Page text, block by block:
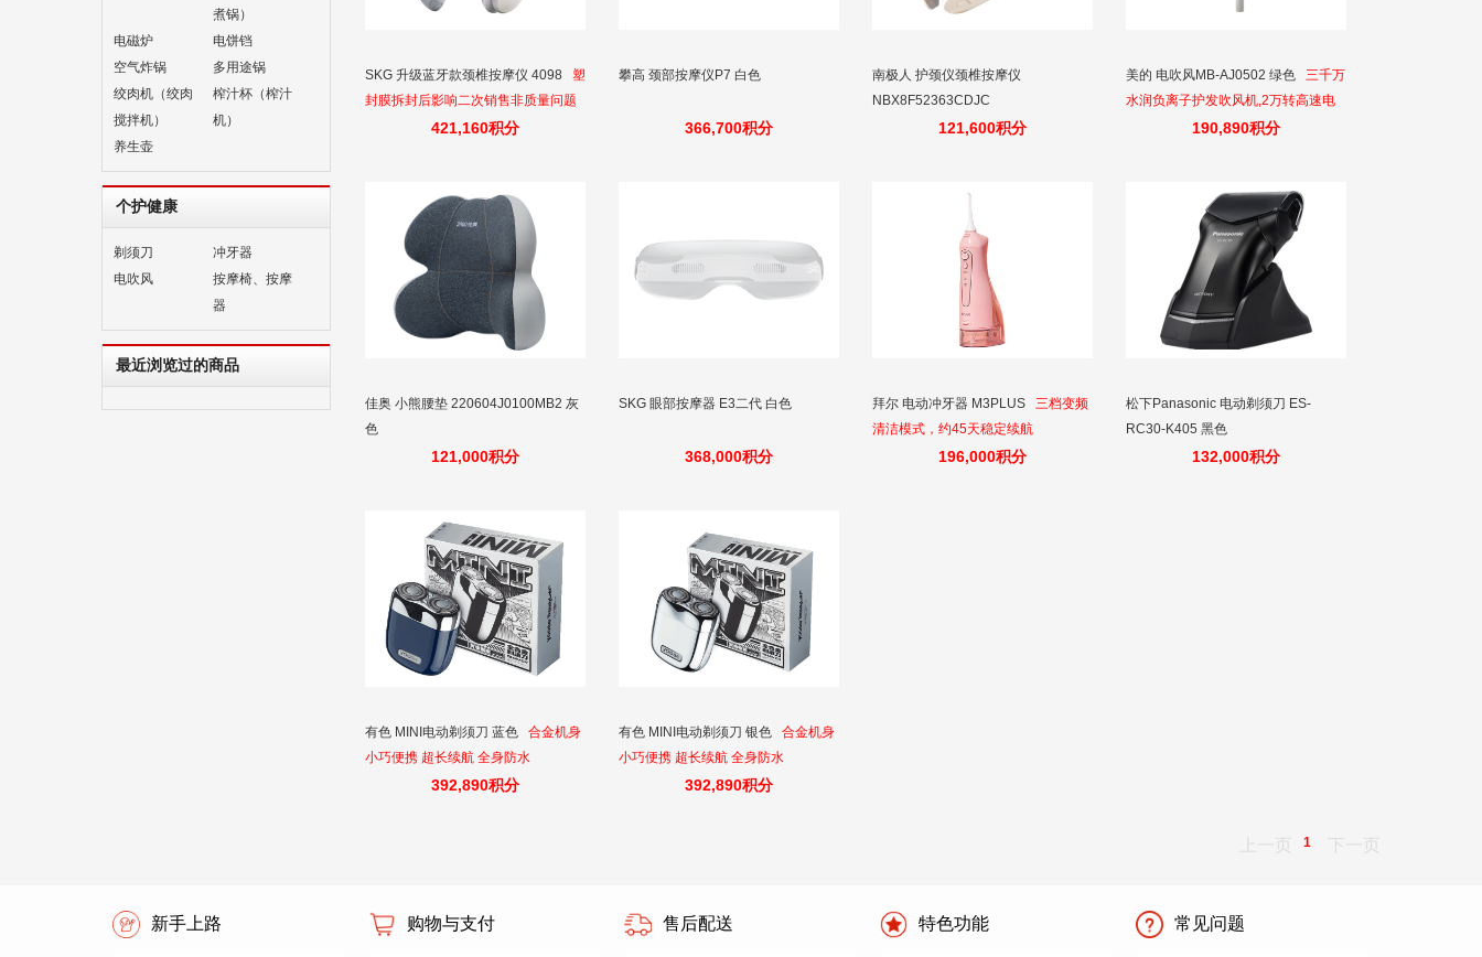
煮锅）
电磁炉
电饼铛
空气炸锅
多用途锅
绞肉机（绞肉
搅拌机）
榨汁杯（榨汁
机）
养生壶
个护健康
剃须刀
冲牙器
电吹风
按摩椅、按摩
器
最近浏览过的商品
SKG 升级蓝牙款颈椎按摩仪 4098
塑
封膜拆封后影响二次销售非质量问题
421,160积分
攀高 颈部按摩仪P7 白色
366,700积分
南极人 护颈仪颈椎按摩仪
NBX8F52363CDJC
121,600积分
美的 电吹风MB-AJ0502 绿色
三千万
水润负离子护发吹风机,2万转高速电
机,快速干发190,890积分
佳奥 小熊腰垫 220604J0100MB2 灰
色
121,000积分
SKG 眼部按摩器 E3二代 白色
368,000积分
拜尔 电动冲牙器 M3PLUS
三档变频
清洁模式，约45天稳定续航
196,000积分
松下Panasonic 电动剃须刀 ES-
RC30-K405 黑色
132,000积分
有色 MINI电动剃须刀 蓝色
合金机身
小巧便携 超长续航 全身防水
392,890积分
有色 MINI电动剃须刀 银色
合金机身
小巧便携 超长续航 全身防水
392,890积分
上一页 1 下一页
新手上路 购物与支付 售后配送 特色功能 常见问题